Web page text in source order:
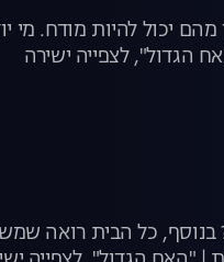
יכול להיות מודח. מי
הגדול", לצפייה ישירה
בנוסף, כל הבית רואה